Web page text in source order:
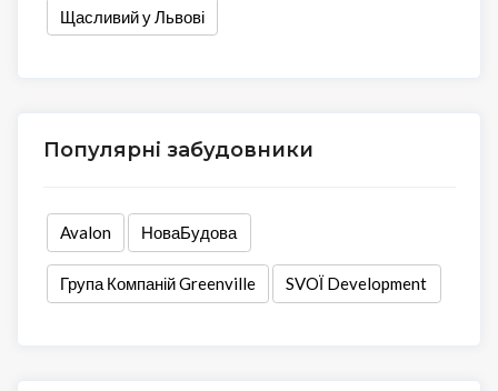
Щасливий у Львові
Популярні забудовники
Avalon НоваБудова
Група Компаній Greenville SVOЇ Development